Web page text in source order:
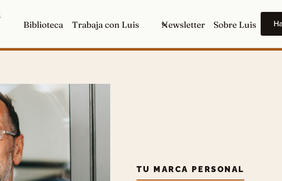
Biblioteca Trabaja con Luis Newsletter Sobre Luis
TU MARCA PERSONAL